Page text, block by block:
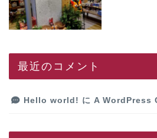
最近のコメント
Hello world! に A WordPress